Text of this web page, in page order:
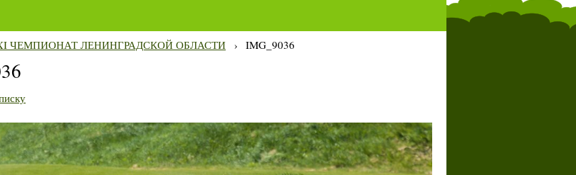
ЧЕМПИОНАТ ЛЕНИНГРАДСКОЙ ОБЛАСТИ › IMG_9036